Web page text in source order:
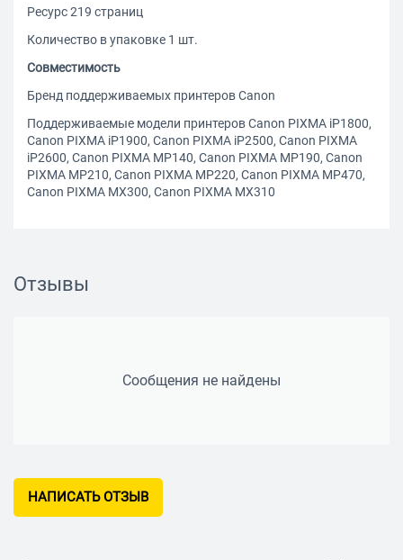
Ресурс 219 страниц
Количество в упаковке 1 шт.
Совместимость
Бренд поддерживаемых принтеров Canon
Поддерживаемые модели принтеров Canon PIXMA iP1800,
Canon PIXMA iP1900, Canon PIXMA iP2500, Canon PIXMA
iP2600, Canon PIXMA MP140, Canon PIXMA MP190, Canon
PIXMA MP210, Canon PIXMA MP220, Canon PIXMA MP470,
Canon PIXMA MX300, Canon PIXMA MX310
Отзывы
Сообщения не найдены
НАПИСАТЬ ОТЗЫВ